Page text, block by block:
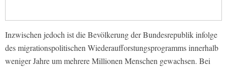
Inzwischen jedoch ist die Bevölkerung der Bundesrepublik infolge
des migrationspolitischen Wiederaufforstungsprogramms innerhalb
weniger Jahre um mehrere Millionen Menschen gewachsen. Bei